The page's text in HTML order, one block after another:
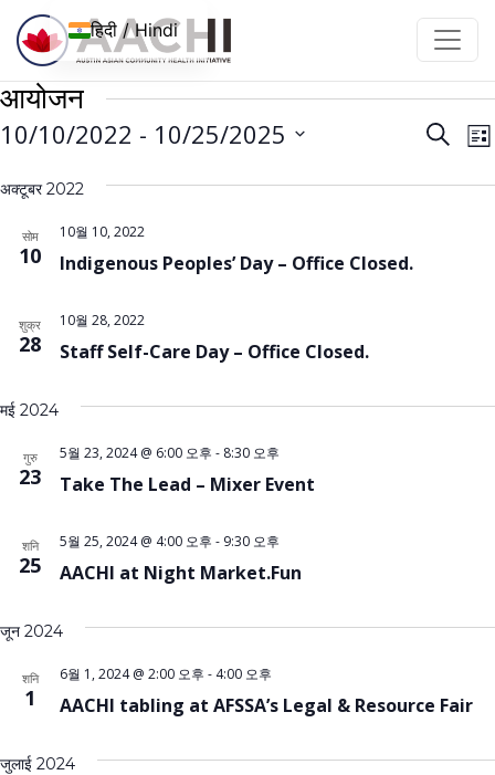
इसे छोड़कर सामग्री पर बढ़ने के लिए
आयोजन
खोज सूची
10/10/2022 - 10/25/2025
चुनें।
अक्टूबर 2022
सोम
10 Indigenous Peoples’ Day – Office Closed.
10월 10, 2022
शुक्र
28 Staff Self-Care Day – Office Closed.
10월 28, 2022
मई 2024
गुरु
23 Take The Lead – Mixer Event
5월 23, 2024 @ 6:00 오후 - 8:30 오후
शनि
25 AACHI at Night Market.Fun
5월 25, 2024 @ 4:00 오후 - 9:30 오후
जून 2024
शनि
1 AACHI tabling at AFSSA’s Legal & Resource Fair
6월 1, 2024 @ 2:00 오후 - 4:00 오후
जुलाई 2024
हिदी / Hindi